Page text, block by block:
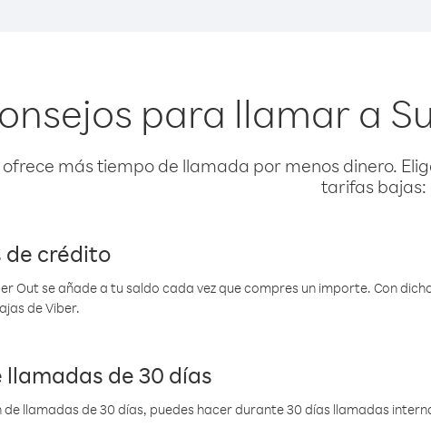
para llamar a
más tiempo de llamada por menos dinero.
tarifas bajas:
de crédito
Out se añade a tu saldo cada vez que compres un importe. Con
de Viber.
llamadas de 30 días
de llamadas de 30 días, puedes hacer durante 30 días llamadas